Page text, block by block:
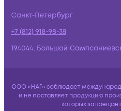
Санкт-Петербург
+7 (812) 918-98-38
194044, Большой
ООО «НАГ» соблюдает
и не поставляет продукцию
которых